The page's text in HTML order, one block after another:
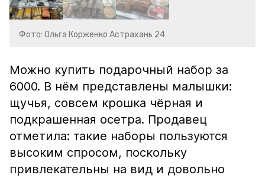
Фото: Ольга Корженко Астрахань 24
Можно купить подарочный набор за
6000. В нём представлены малышки:
щучья, совсем крошка чёрная и
подкрашенная осетра. Продавец
отметила: такие наборы пользуются
высоким спросом, поскольку
привлекательны на вид и довольно